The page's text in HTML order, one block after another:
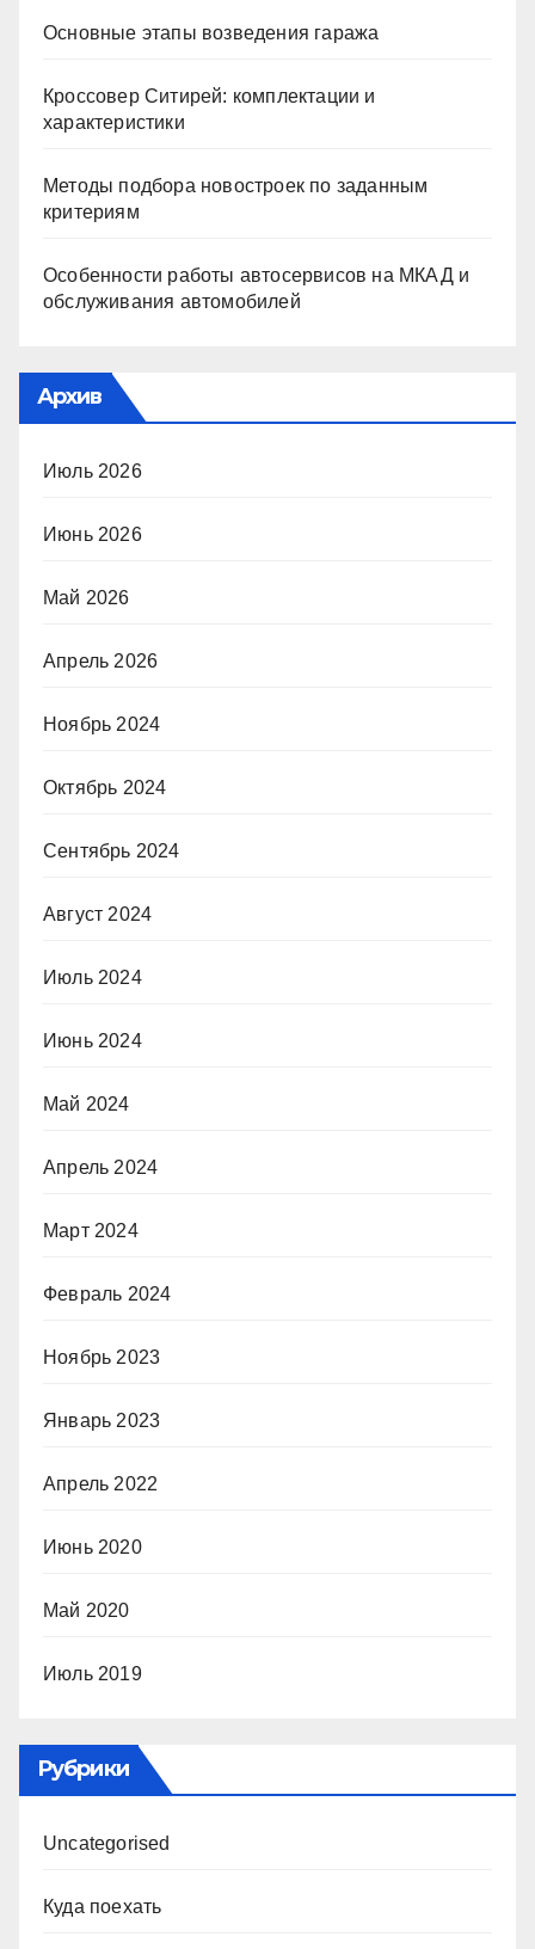
Основные этапы возведения гаража
Кроссовер Ситирей: комплектации и
характеристики
Методы подбора новостроек по заданным
критериям
Особенности работы автосервисов на МКАД и
обслуживания автомобилей
Архив
Июль 2026
Июнь 2026
Май 2026
Апрель 2026
Ноябрь 2024
Октябрь 2024
Сентябрь 2024
Август 2024
Июль 2024
Июнь 2024
Май 2024
Апрель 2024
Март 2024
Февраль 2024
Ноябрь 2023
Январь 2023
Апрель 2022
Июнь 2020
Май 2020
Июль 2019
Рубрики
Uncategorised
Куда поехать